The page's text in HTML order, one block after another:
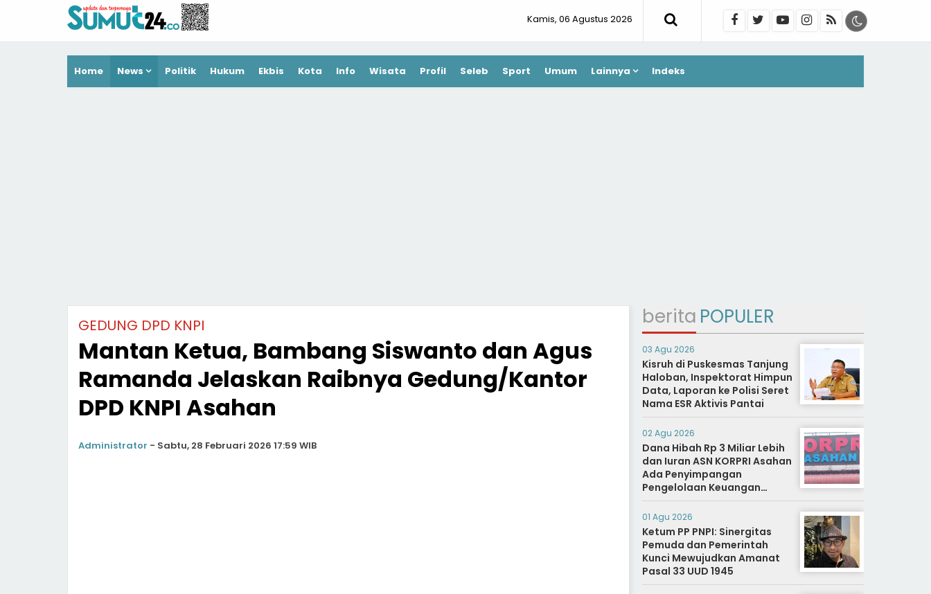
Kamis, 06 Agustus 2026
Home News Politik Hukum Ekbis Kota Info Wisata Profil Seleb Sport Umum Lainnya Indeks
GEDUNG DPD KNPI
Mantan Ketua, Bambang Siswanto dan Agus
Ramanda Jelaskan Raibnya Gedung/Kantor
DPD KNPI Asahan
Administrator - Sabtu, 28 Februari 2026 17:59 WIB
berita POPULER
03 Agu 2026
Kisruh di Puskesmas Tanjung
Haloban, Inspektorat Himpun
Data, Laporan ke Polisi Seret
Nama ESR Aktivis Pantai
02 Agu 2026
Dana Hibah Rp 3 Miliar Lebih
dan Iuran ASN KORPRI Asahan
Ada Penyimpangan
Pengelolaan Keuangan
Dipertanyakan, Aparat
Diminta Segera Usut
01 Agu 2026
Ketum PP PNPI: Sinergitas
Pemuda dan Pemerintah
Kunci Mewujudkan Amanat
Pasal 33 UUD 1945